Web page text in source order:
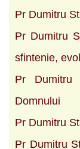
Pr Dumitru
Pr Dumitru
sfintenie,
Pr Dumitru
Domnului
Pr Dumitru
Pr Dumitru